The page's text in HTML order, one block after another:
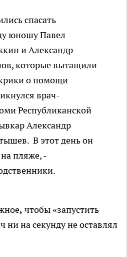
спасать
юношу Павел
и Александр
которые вытащили
о помощи
врач-
Республиканской
Александр
В этот день он
пляже, -
, чтобы «запустить
ни на секунду не оставлял